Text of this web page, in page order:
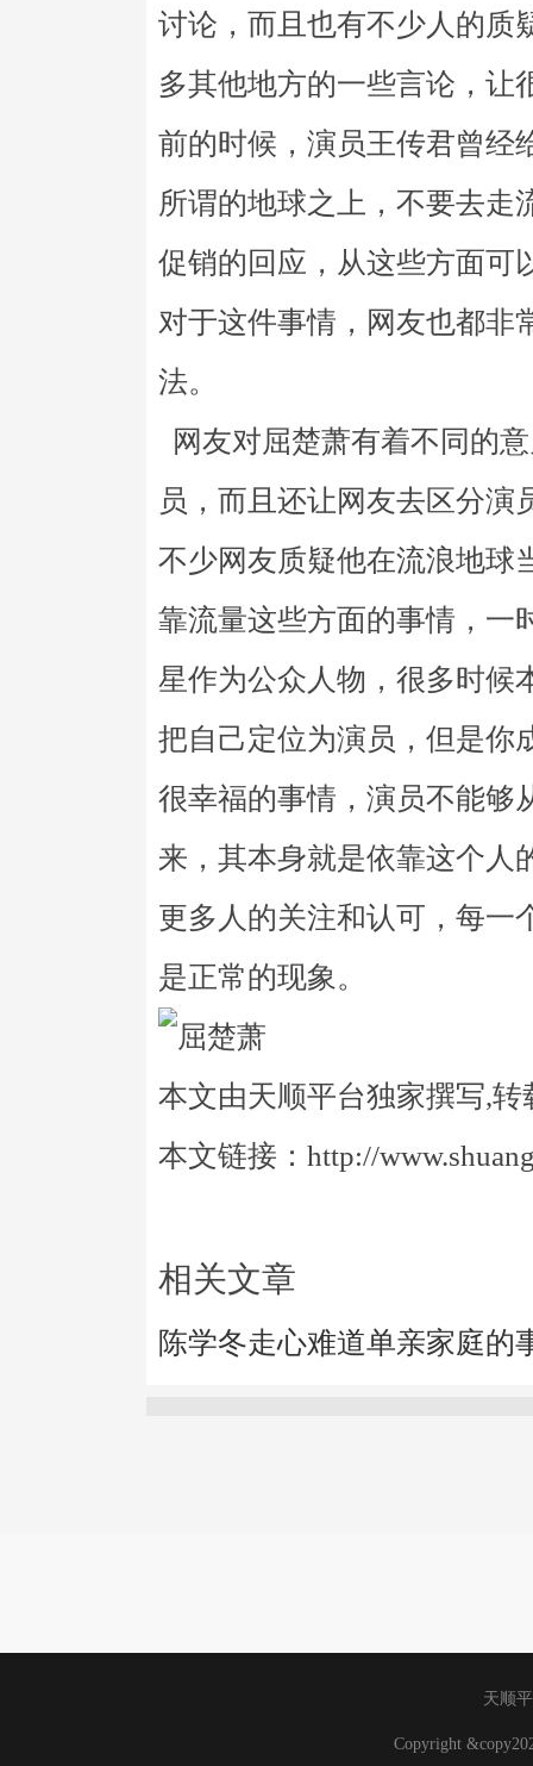
讨论，而且也有不少人的质
多其他地方的一些言论，让
前的时候，演员王传君曾经
所谓的地球之上，不要去走
促销的回应，从这些方面可
对于这件事情，网友也都非
法。
网友对屈楚萧有着不同的
员，而且还让网友去区分演
不少网友质疑他在流浪地球
靠流量这些方面的事情，一
星作为公众人物，很多时候
把自己定位为演员，但是你
很幸福的事情，演员不能够
来，其本身就是依靠这个人
更多人的关注和认可，每一
是正常的现象。
本文由天顺平台独家撰写,转
本文链接：http://
相关文章
陈学冬走心难道单亲家庭的
天顺
Copyright